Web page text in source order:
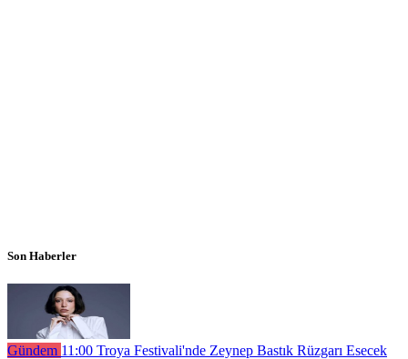
Son Haberler
Gündem 11:00 Troya Festivali'nde Zeynep Bastık Rüzgarı Esecek